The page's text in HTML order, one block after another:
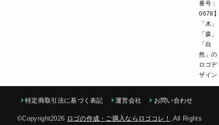
番号：
0678】
「木」
「森」
「自
然」の
ロゴデ
ザイン
特定商取引法に基づく表記 運営会社 お問い合わせ
©Copyright2026 ロゴの作成・ご購入ならロゴコレ！ .All Rights